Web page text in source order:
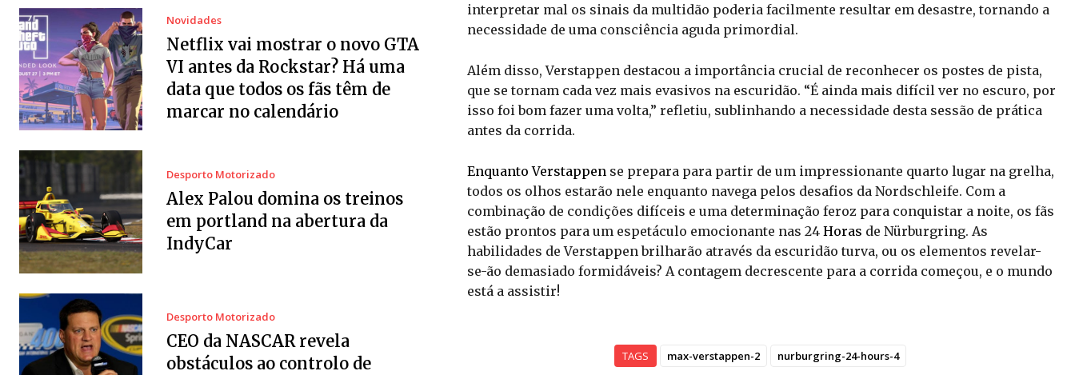
Novidades
Netflix vai mostrar o novo GTA
VI antes da Rockstar? Há uma
data que todos os fãs têm de
marcar no calendário
Desporto Motorizado
Alex Palou domina os treinos
em portland na abertura da
IndyCar
Desporto Motorizado
CEO da NASCAR revela
obstáculos ao controlo de
interpretar mal os sinais da multidão poderia facilmente resultar em desastre, tornando a
necessidade de uma consciência aguda primordial.
Além disso, Verstappen destacou a importância crucial de reconhecer os postes de pista,
que se tornam cada vez mais evasivos na escuridão. “É ainda mais difícil ver no escuro, por
isso foi bom fazer uma volta,” refletiu, sublinhando a necessidade desta sessão de prática
antes da corrida.
Enquanto Verstappen se prepara para partir de um impressionante quarto lugar na grelha,
todos os olhos estarão nele enquanto navega pelos desafios da Nordschleife. Com a
combinação de condições difíceis e uma determinação feroz para conquistar a noite, os fãs
estão prontos para um espetáculo emocionante nas 24 Horas de Nürburgring. As
habilidades de Verstappen brilharão através da escuridão turva, ou os elementos revelar-
se-ão demasiado formidáveis? A contagem decrescente para a corrida começou, e o mundo
está a assistir!
TAGS max-verstappen-2 nurburgring-24-hours-4